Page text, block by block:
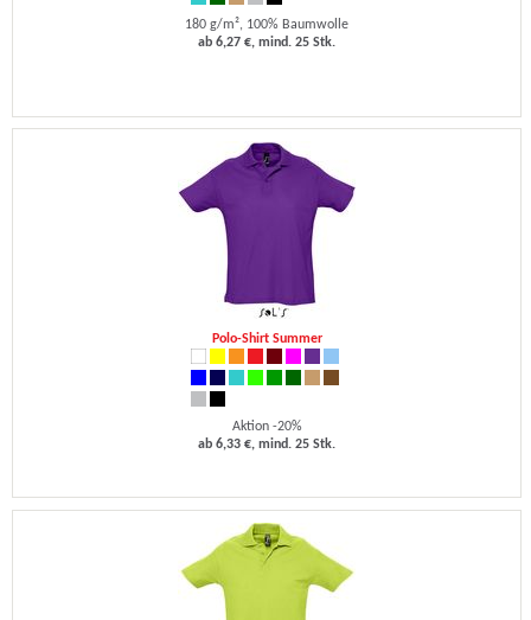
180 g/m², 100% Baumwolle
ab 6,27 €, mind. 25 Stk.
Polo-Shirt Summer
Aktion -20%
ab 6,33 €, mind. 25 Stk.